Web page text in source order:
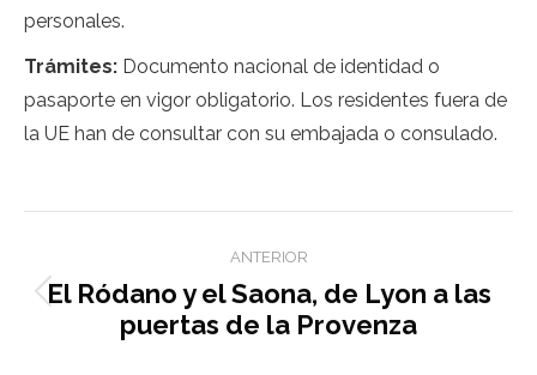
personales.
Trámites: Documento nacional de identidad o
pasaporte en vigor obligatorio. Los residentes fuera de
la UE han de consultar con su embajada o consulado.
de
entradas
ANTERIOR
Entrada
anterior:
El Ródano y el Saona, de Lyon a las
puertas de la Provenza